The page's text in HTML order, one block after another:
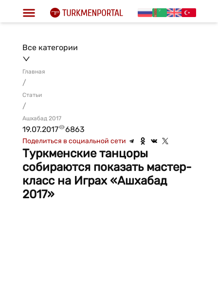
Все категории
Главная
/
Статьи
/
Ашхабад 2017
19.07.2017 6863
Поделиться в социальной сети
Туркменские танцоры
собираются показать мастер-
класс на Играх «Ашхабад
2017»